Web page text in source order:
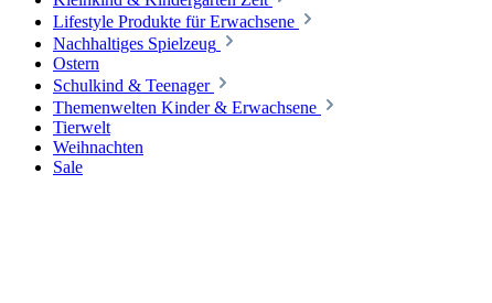
Lifestyle Produkte für Erwachsene
Nachhaltiges Spielzeug
Ostern
Schulkind & Teenager
Themenwelten Kinder & Erwachsene
Tierwelt
Weihnachten
Sale